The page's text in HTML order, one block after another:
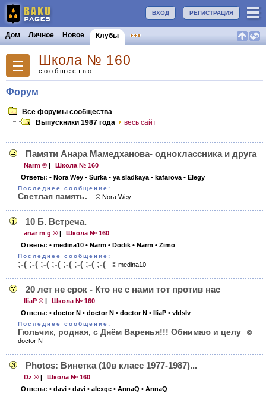
РЕГИСТРАЦИЯ
ВХОД
Дом Личное Новое Клубы
Школа № 160
сообщество
Форум
Все форумы сообщества
Выпускники 1987 года
весь сайт
Памяти Анара Мамедханова- одноклассника и друга
Narm ® |
Школа № 160
Ответы: • Nora Wey • Surka • ya sladkaya • kafarova • Elegy
Последнее сообщение:
Светлая память. © Nora Wey
10 Б. Встреча.
anar m g ® |
Школа № 160
Ответы: • medina10 • Narm • Dodik • Narm • Zimo
Последнее сообщение:
;-( ;-( ;-( ;-( ;-( ;-( ;-( ;-( © medina10
20 лет не срок - Кто не с нами тот против нас
IliaP ® |
Школа № 160
Ответы: • doctor N • doctor N • doctor N • IliaP • vldslv
Последнее сообщение:
Гюльчик, родная, с Днём Варенья!!! Обнимаю и целу
©
doctor N
Photos: Винетка (10в класс 1977-1987)...
Dz ® |
Школа № 160
Ответы: • davi • davi • alexge • AnnaQ • AnnaQ